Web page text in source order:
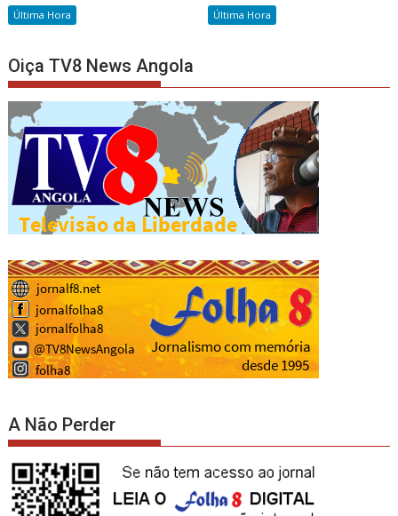
Última Hora Última Hora
Oiça TV8 News Angola
A Não Perder